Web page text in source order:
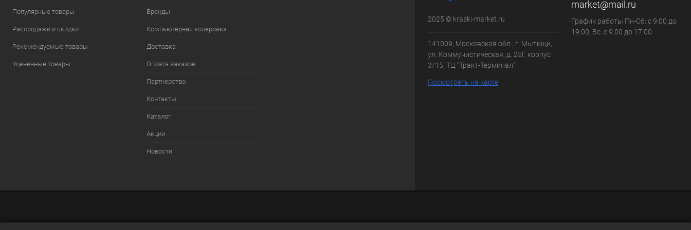
Популярные товары
Распродажи и скидки
Рекомендуемые товары
Уцененные товары
Бренды
Компьютерная колеровка
Доставка
Оплата заказов
Партнерство
Контакты
Каталог
Акции
Новости
2025 © kraski-market.ru
141009, Московская обл., г. Мытищи,
ул. Коммунистическая, д. 25Г, корпус
3/15, ТЦ "Тракт-Терминал"
Посмотреть на карте
market@mail.ru
График работы Пн-Сб: с 9:00 до
19:00, Вс: с 9:00 до 17:00